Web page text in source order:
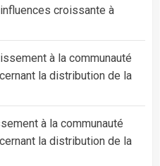
croissante à
à la communauté
la distribution de la
à la communauté
la distribution de la